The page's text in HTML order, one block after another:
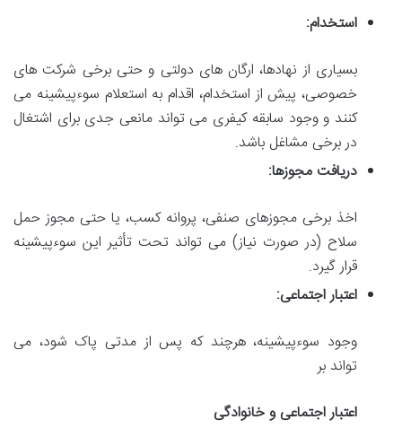
استخدام:
بسیاری از نهادها، ارگان های دولتی و حتی برخی شرکت های
خصوصی، پیش از استخدام، اقدام به استعلام سوءپیشینه می
کنند و وجود سابقه کیفری می تواند مانعی جدی برای اشتغال
در برخی مشاغل باشد.
دریافت مجوزها:
اخذ برخی مجوزهای صنفی، پروانه کسب، یا حتی مجوز حمل
سلاح (در صورت نیاز) می تواند تحت تأثیر این سوءپیشینه
قرار گیرد.
اعتبار اجتماعی:
وجود سوءپیشینه، هرچند که پس از مدتی پاک شود، می
تواند بر
اعتبار اجتماعی و خانوادگی